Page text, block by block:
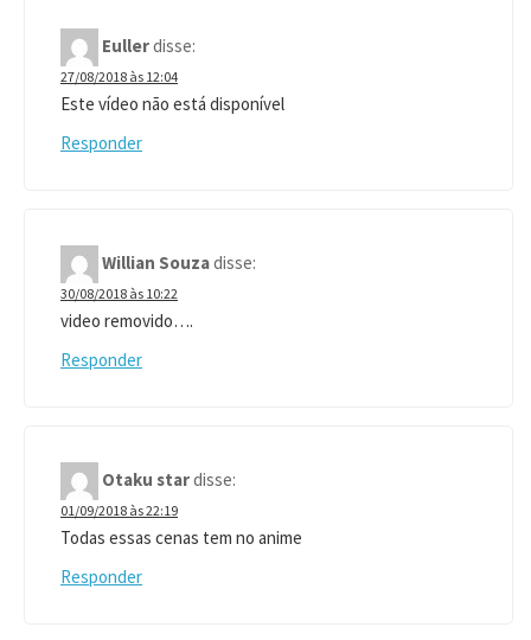
Eullerdisse:
27/08/2018 às 12:04
Este vídeo não está disponível
Responder
Willian Souzadisse:
30/08/2018 às 10:22
video removido….
Responder
Otaku stardisse:
01/09/2018 às 22:19
Todas essas cenas tem no anime
Responder